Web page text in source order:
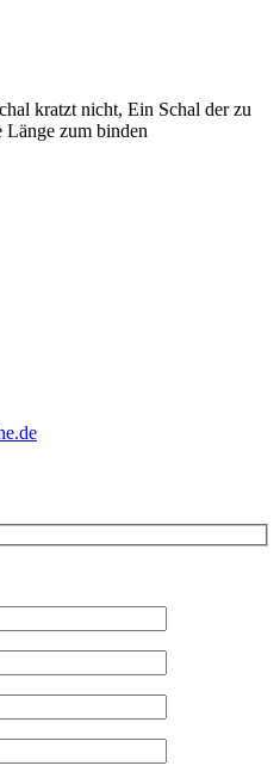
kratzt nicht, Ein Schal der zu
Länge zum binden